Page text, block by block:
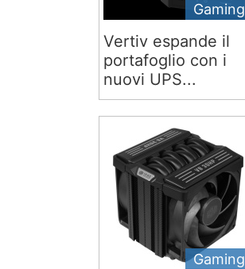
Gaming
Vertiv espande il
portafoglio con i
nuovi UPS...
Gaming